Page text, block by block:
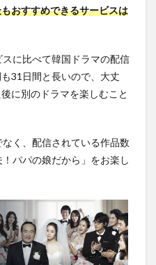
おすすめできるサービスは
に比べて韓国ドラマの配信
31日間と長いので、大丈
に別のドラマを楽しむこと
く、配信されている作品数
パパの娘だから」をお楽し